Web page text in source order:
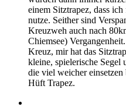
einem Sitztrapez, dass
nutze. Seither sind
Kreuzweh auch nach
Chiemsee)
Kreuz, mir hat das
kleine, spielerische Segel
die viel weicher
Hüft Trapez.